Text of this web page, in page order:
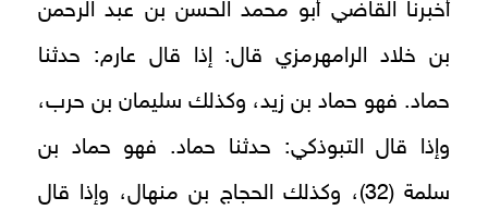
أخبرنا القاضي أبو محمد الحسن بن عبد الرحمن
بن خلاد الرامهرمزي قال: إذا قال عارم: حدثنا
حماد. فهو حماد بن زيد، وكذلك سليمان بن حرب،
وإذا قال التبوذكي: حدثنا حماد. فهو حماد بن
سلمة (32)، وكذلك الحجاج بن منهال، وإذا قال